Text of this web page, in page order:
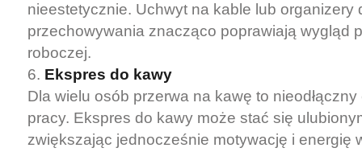
nieestetycznie. Uchwyt na kable lub organizery
przechowywania znacząco poprawiają wygląd
roboczej.
Ekspres do kawy
Dla wielu osób przerwa na kawę to
pracy. Ekspres do kawy może stać się
zwiększając jednocześnie motywację i energię